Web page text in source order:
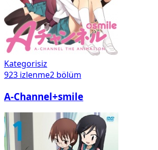
Kategorisiz
923 izlenme2 bölüm
A-Channel+smile